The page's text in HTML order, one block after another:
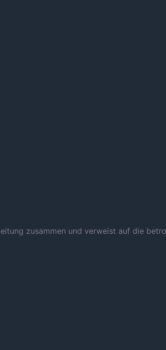
zusammen und verweist auf die